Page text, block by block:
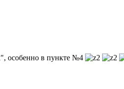
особенно в пункте №4